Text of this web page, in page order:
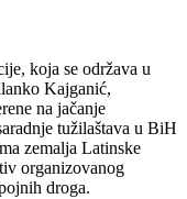
koja se održava u
Kajganić,
na jačanje
tužilaštava u BiH
zemalja Latinske
organizovanog
droga.